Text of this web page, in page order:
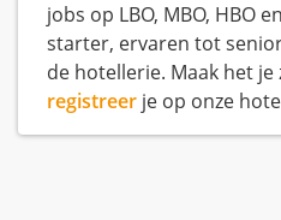
jobs op LBO, MBO, HBO
starter, ervaren tot
de hotellerie. Maak het je
registreer je op onze